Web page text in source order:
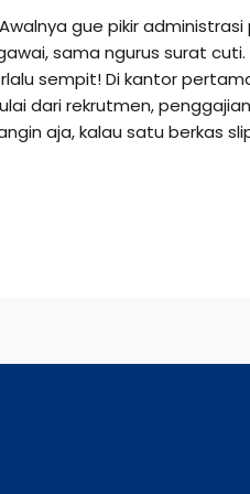
gue pikir
sama ngurus surat
sempit! Di kantor
dari rekrutmen,
aja, kalau satu berkas